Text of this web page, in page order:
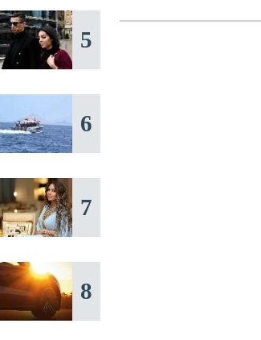
5
6
7
8